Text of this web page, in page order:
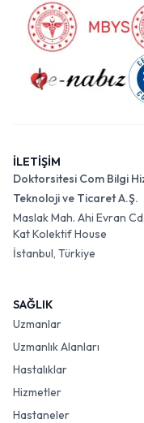
İLETİŞİM
Doktorsitesi Com Bilgi
Teknoloji ve Ticaret A.Ş.
Maslak Mah. Ahi Evran
Kat Kolektif House
İstanbul, Türkiye
SAĞLIK
Uzmanlar
Uzmanlık Alanları
Hastalıklar
Hizmetler
Hastaneler